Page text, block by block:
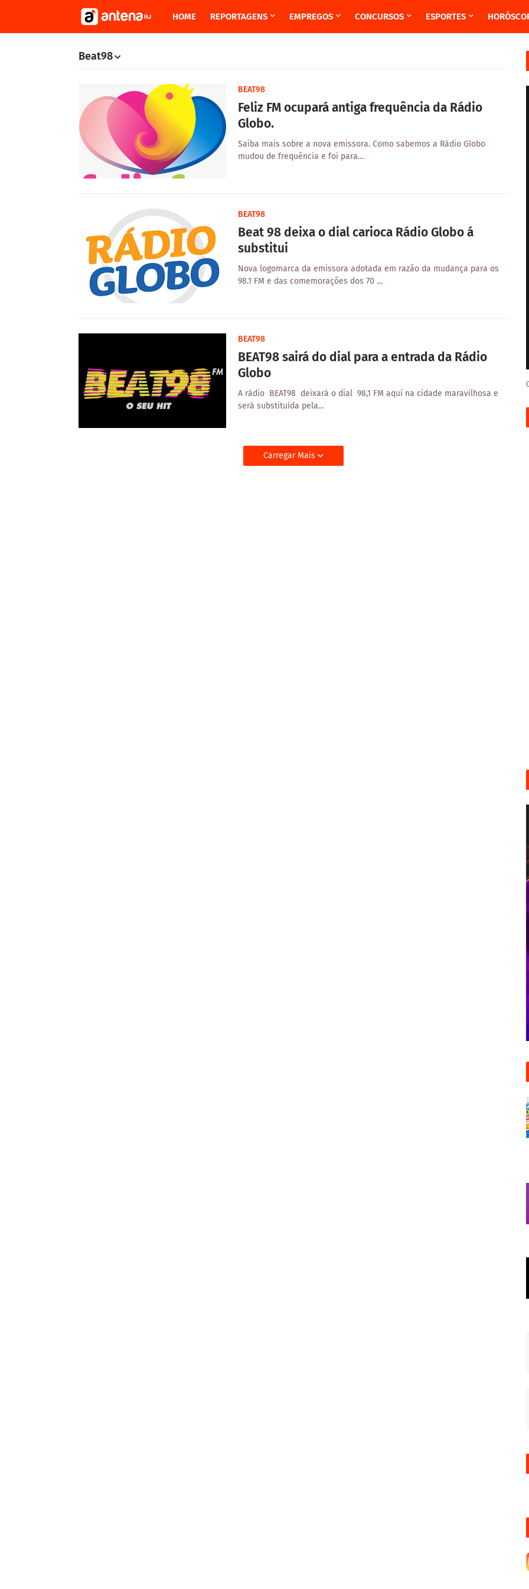
HOME REPORTAGENS EMPREGOS CONCURSOS ESPORTES
Beat98
BEAT98
Feliz FM ocupará antiga frequência da Rádio
Globo.
Saiba mais sobre a nova emissora. Como sabemos a Rádio Globo
mudou de frequência e foi para…
BEAT98
Beat 98 deixa o dial carioca Rádio Globo á
substitui
Nova logomarca da emissora adotada em razão da mudança para os
98.1 FM e das comemorações dos 70 …
BEAT98
BEAT98 sairá do dial para a entrada da Rádio
Globo
A rádio BEAT98 deixará o dial 98,1 FM aqui na cidade maravilhosa e
será substituída pela…
Carregar Mais